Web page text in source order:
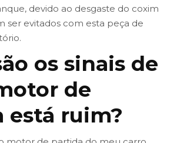
devido ao desgaste do coxim
ser evitados com esta peça de
os sinais de
de
está ruim?